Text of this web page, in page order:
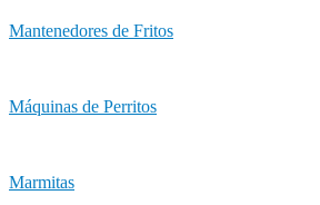
Mantenedores de Fritos
Máquinas de Perritos
Marmitas